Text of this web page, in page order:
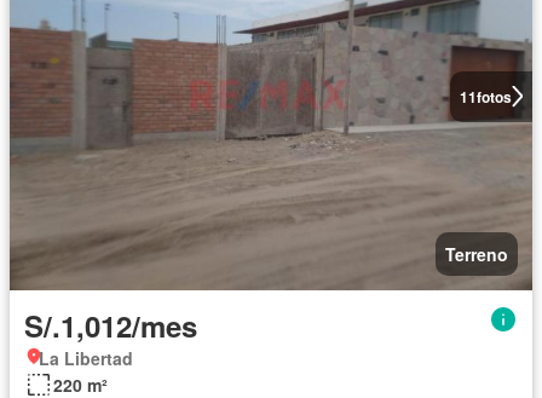
11fotos
Terreno
S/.1,012/mes
La Libertad
220 m²